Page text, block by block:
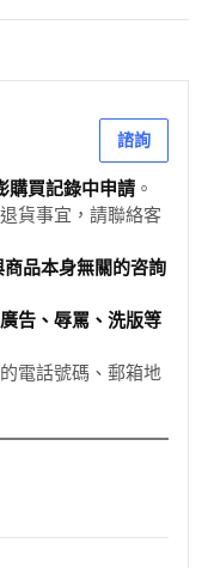
諮詢
購買記錄中申請 。
貨事宜，請聯絡客
品本身無關的咨詢
告、辱罵、洗版等
電話號碼、郵箱地